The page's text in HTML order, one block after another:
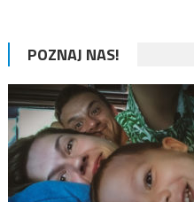
POZNAJ NAS!